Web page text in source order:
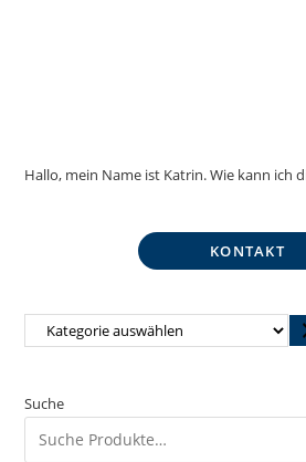
Hallo, mein Name ist Katrin. Wie kann ich
KONTAKT
Kategorie
Suche